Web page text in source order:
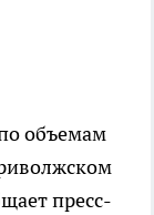
объемам
пресс-